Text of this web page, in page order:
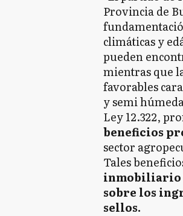
Provincia de
climáticas y
pueden
mientras que
favorables
y semi
Ley 12.322,
beneficios
sector
Tales
inmobiliario
sobre los
sellos.